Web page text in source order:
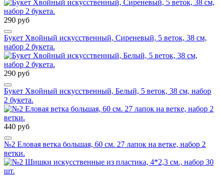
290 руб
Букет Хвойный искусственный, Сиреневый, 5 веток, 38 см,
набор 2 букета.
290 руб
Букет Хвойный искусственный, Белый, 5 веток, 38 см, набор
2 букета.
440 руб
№2 Еловая ветка большая, 60 см. 27 лапок на ветке, набор 2
ветки.